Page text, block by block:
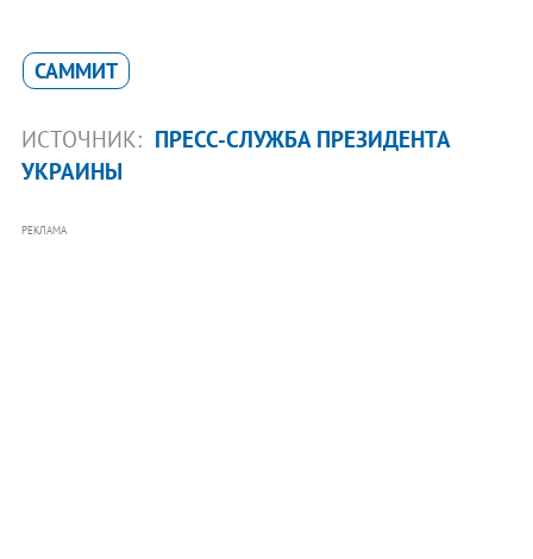
САММИТ
ИСТОЧНИК: ПРЕСС-СЛУЖБА ПРЕЗИДЕНТА
УКРАИНЫ
РЕКЛАМА